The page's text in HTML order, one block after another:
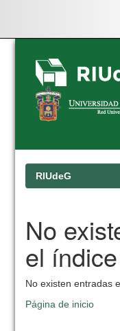
Skip
navigation
RIUdeG
No
el índice
No existen entradas
Página de inicio